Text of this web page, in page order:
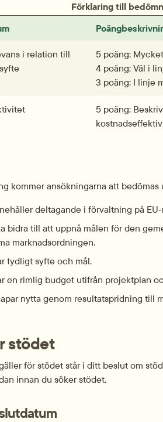
Förklaring till
i relation till
5 poäng:
4 poäng: Väl i
3 poäng: I linje
5 poäng:
kommer ansökningarna att
deltagande i förvaltning på
bidra till att uppnå målen för den
marknadsordningen.
tydligt syfte och mål.
en rimlig budget utifrån projektplan
nytta genom resultatspridning till
stödet
för stödet står i ditt beslut om
innan du söker stödet.